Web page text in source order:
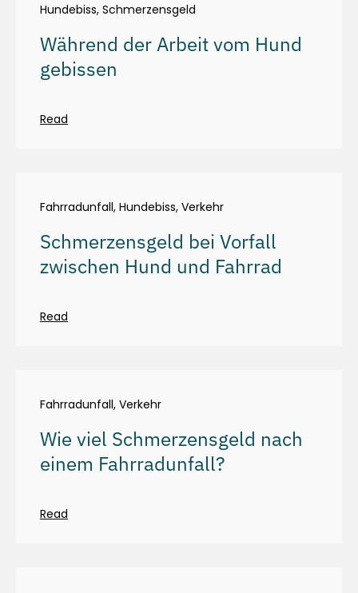
Hundebiss, Schmerzensgeld
Während der Arbeit vom Hund
gebissen
Read
Fahrradunfall, Hundebiss, Verkehr
Schmerzensgeld bei Vorfall
zwischen Hund und Fahrrad
Read
Fahrradunfall, Verkehr
Wie viel Schmerzensgeld nach
einem Fahrradunfall?
Read